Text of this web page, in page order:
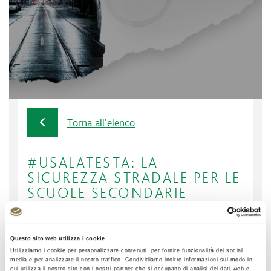
Questo sito web utilizza i cookie
Utilizziamo i cookie per personalizzare contenuti, per fornire funzionalità dei social
media e per analizzare il nostro traffico. Condividiamo inoltre informazioni sul modo in
cui utilizza il nostro sito con i nostri partner che si occupano di analisi dei dati web e
Torna all'elenco
#USALATESTA: LA
SICUREZZA STRADALE PER LE
SCUOLE SECONDARIE
Istituti Scolastici secondari di tutte le province
che intersecano l’asse viario di A4 e A31.